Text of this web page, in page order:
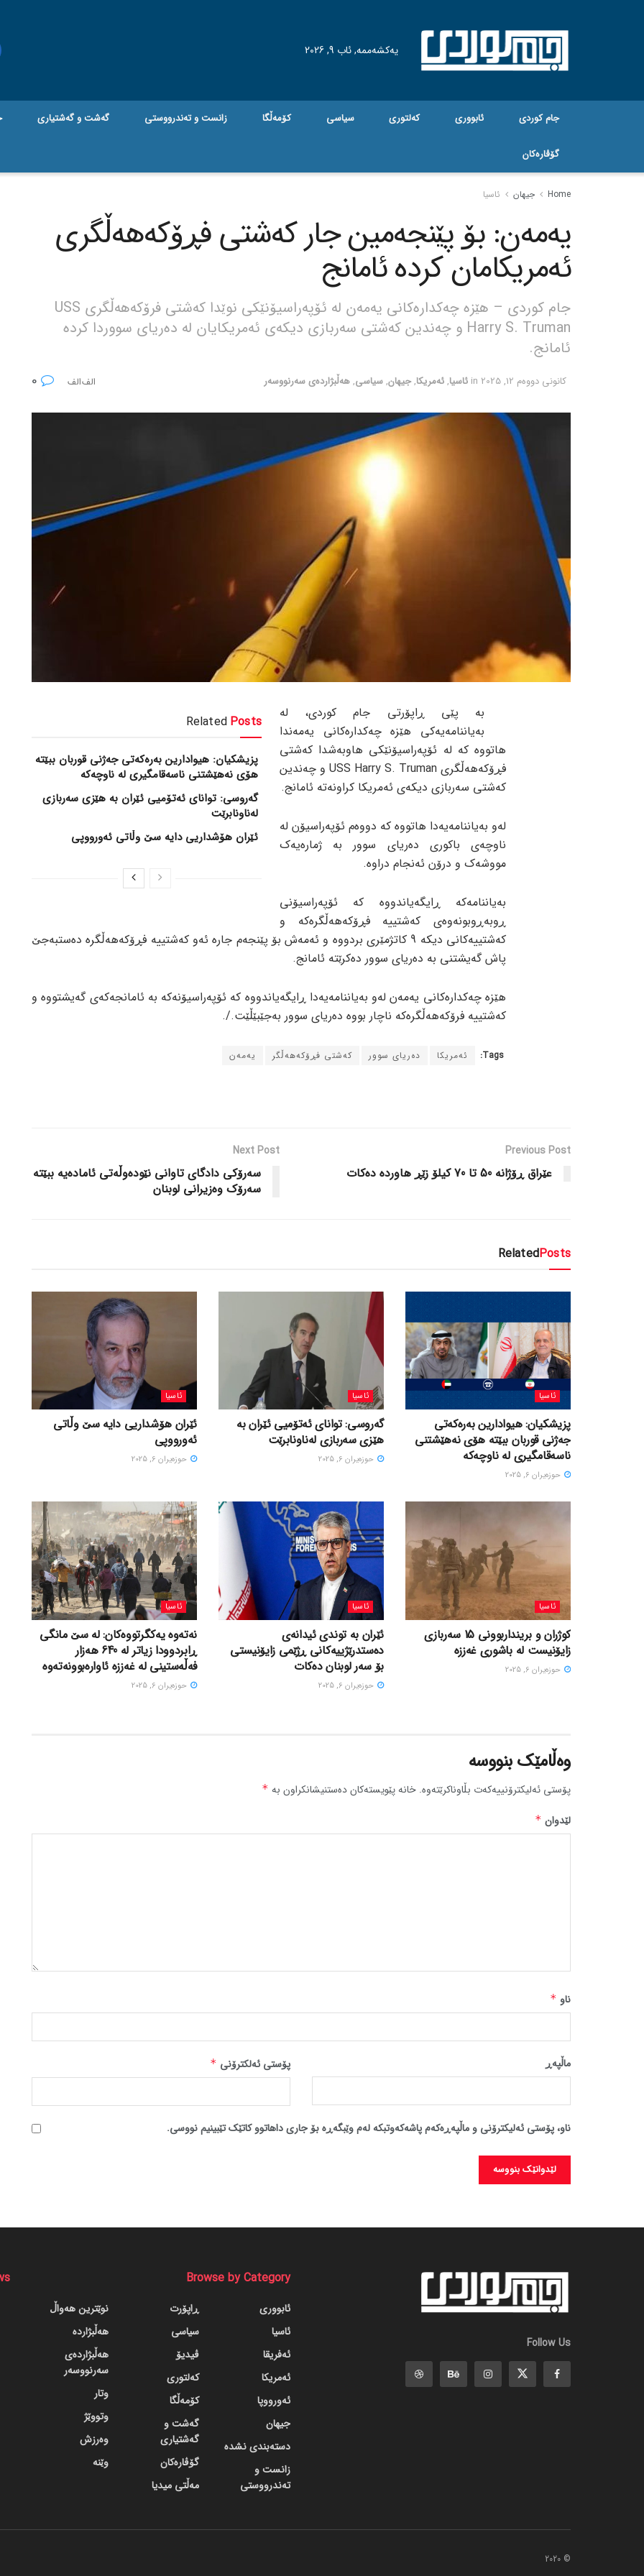
یەکشەممە, ئاب 9, 2026
جام کوردی ئابووری کەلتوری سیاسی کۆمەڵگا زانست و تەندرووستی گه‌شت و گه‌شتیاری
گۆڤاره‌کان
Home جیهان ئاسیا
یەمەن: بۆ پێنجەمین جار کەشتی فڕۆکەهەڵگری
ئەمریکامان کردە ئامانج
جام کوردی – هێزە چەکدارەکانی یەمەن لە ئۆپەراسیۆنێکی نوێدا کەشتی فرۆکەهەڵگری USS
Harry S. Truman و چەندین کەشتی سەربازی دیکەی ئەمریکایان لە دەریای سووردا کردە
ئامانج.
كانونی دووه‌م 12, 2025 in ئاسیا,ئەمریکا,جیهان,سیاسی,هەڵبژاردەی سەرنووسەر
Related Posts
پزیشکیان: هیوادارین بەرەکەتی جەژنی قوربان ببێتە
هۆی نەهێشتنی ناسەقامگیری لە ناوچەکە
گەروسی: توانای ئەتۆمیی ئێران بە هێزی سەربازی
لەناونابرێت
ئێران هۆشداریی دایە سێ وڵاتی ئەورووپی
بە پێی ڕاپۆرتی جام کوردی، لە
بەیاننامەیەکی هێزە چەکدارەکانی یەمەندا
هاتووە کە لە ئۆپەراسیۆنێکی هاوبەشدا کەشتی
فڕۆکەهەڵگری USS Harry S. Truman و چەندین
کەشتی سەربازی دیکەی ئەمریکا کراونەتە ئامانج.
لەو بەیاننامەیەدا هاتووە کە دووەم ئۆپەراسیۆن لە
ناوچەی باکوری دەریای سوور بە ژمارەیەک
مووشەک و درۆن ئەنجام دراوە.
بەیاننامەکە ڕایگەیاندووە کە ئۆپەراسیۆنی
ڕوبەڕوبونەوەی کەشتییە فڕۆکەهەڵگرەکە و
کەشتییەکانی دیکە 9 کاتژمێری بردووە و ئەمەش بۆ پێنجەم جارە ئەو کەشتییە فڕۆکەهەڵگرە دەستبەجێ
پاش گەیشتنی بە دەریای سوور دەکرێتە ئامانج.
هێزە چەکدارەکانی یەمەن لەو بەیاننامەیەدا ڕایگەیاندووە کە ئۆپەراسیۆنەکە بە ئامانجەکەی گەیشتووە و
کەشتییە فرۆکەهەڵگرەکە ناچار بووە دەریای سوور بەجێبێڵێت./.
Tags: ئەمریکا دەریای سوور کەشتی فڕۆکەهەڵگر یەمەن
Previous Post
عێراق ڕۆژانە 50 تا 70 کیلۆ زێڕ هاوردە دەکات
Next Post
سەرۆکی دادگای تاوانی نێودەوڵەتی ئامادەیە ببێتە
سەرۆک وەزیرانی لوبنان
RelatedPosts
ئاسیا
پزیشکیان: هیوادارین بەرەکەتی
جەژنی قوربان ببێتە هۆی نەهێشتنی
ناسەقامگیری لە ناوچەکە
حوزه‌یران 6, 2025
ئاسیا
گەروسی: توانای ئەتۆمیی ئێران بە
هێزی سەربازی لەناونابرێت
حوزه‌یران 6, 2025
ئاسیا
ئێران هۆشداریی دایە سێ وڵاتی
ئەورووپی
حوزه‌یران 6, 2025
ئاسیا
کوژران و برینداربوونی 15 سەربازی
زایۆنیست لە باشوری غەززە
حوزه‌یران 6, 2025
ئاسیا
ئێران بە توندی ئیدانەی
دەستدرێژییەکانی ڕژێمی زایۆنیستی
بۆ سەر لوبنان دەکات
حوزه‌یران 6, 2025
ئاسیا
نەتەوە یەکگرتووەکان: لە سێ مانگی
ڕابردوودا زیاتر لە 640 هەزار
فەڵەستینی لە غەززە ئاوارەبوونەتەوە
حوزه‌یران 6, 2025
وەڵامێک بنووسە
پۆستی ئەلیکترۆنییەکەت بڵاوناکرێتەوە. خانە پێویستەکان دەستنیشانکراون بە *
لێدوان *
ناو *
پۆستی ئەلکترۆنی * ماڵپه‌ڕ
ناو، پۆستی ئەلیکترۆنی و ماڵپەڕەکەم پاشەکەوتبکە لەم وێبگەڕە بۆ جاری داهاتوو کاتێک تێبینیم نووسی.
Follow Us
Browse by Category
ئابووری
ئاسیا
ئەفریقا
ئەمریکا
ئەورووپا
جیهان
دسته‌بندی نشده
زانست و
تەندرووستی
ڕاپۆرت
سیاسی
ڤیدیۆ
کەلتوری
کۆمەڵگا
گه‌شت و
گه‌شتیاری
گۆڤاره‌کان
مەڵتی میدیا
نوێترین هەواڵ
هەڵبژاردە
هەڵبژاردەی
سەرنووسەر
وتار
وتووێژ
وەرزش
وێنە
© 2020